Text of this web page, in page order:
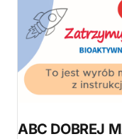
ABC DOBREJ